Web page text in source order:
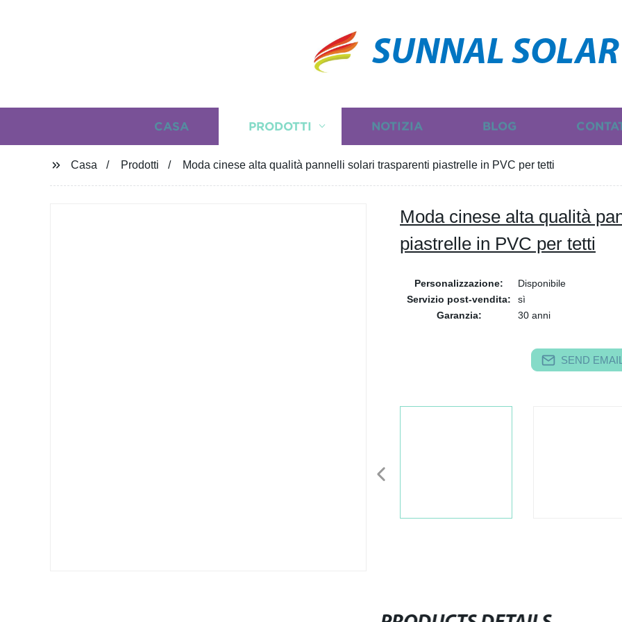
SUNNAL SOLAR
CASA PRODOTTI NOTIZIA BLOG
Casa Prodotti Moda cinese alta qualità pannelli solari trasparenti piastrelle in PVC per tetti
Moda cinese alta qualità
piastrelle in PVC per tetti
Personalizzazione:
Disponibile
Servizio post-vendita:
sì
Garanzia:
30 anni
SEND